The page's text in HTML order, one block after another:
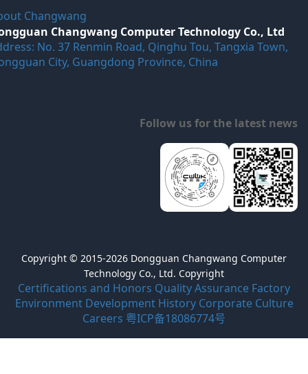
Changwang
Changwang Computer Technology Co., Ltd
No. 37 Renmin Road, Qinghu Tou, Tangxia Town,
City, Guangdong Province, China
Follow us for the latest news
Copyright © 2015-2026 Dongguan Changwang Computer
Technology Co., Ltd. Copyright
Certifications and Honors Quality Assurance Factory
Environment Development History Corporate Culture
Careers 粤ICP备18086774号